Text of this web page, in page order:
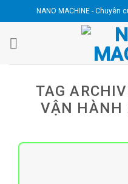
to
content
NANO MACHINE - Chuyên
TAG
VẬN HÀNH